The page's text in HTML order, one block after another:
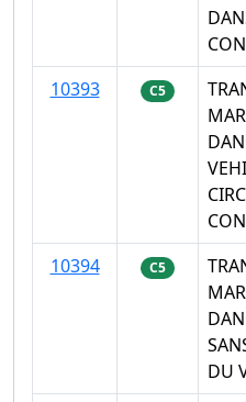
10393
C5
10394
C5
DU